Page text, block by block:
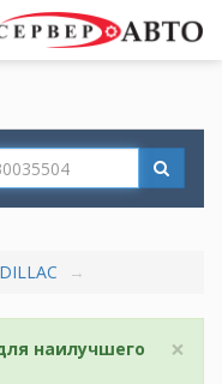
×
наилучшего